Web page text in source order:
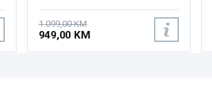
Privacy Shutter Webcam, WiFi
6, Bluetooth 5.3, 2x USB 3.2 Gen
1, 1x USB-C 3.2 Gen 1 (support
data transfer, Power Delivery
1.099,00 KM
949,00 KM